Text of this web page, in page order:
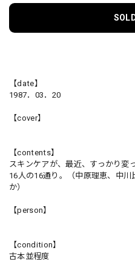
【date】
1987．03．20
【cover】
【contents】
スキンケアが、最近、すっかり変
16人の16通り。（中原理恵、中
か）
【person】
【condition】
古本並程度